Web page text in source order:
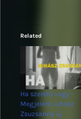
Related
Ha szerető vagy –
Megjelent Juhász
Zsuzsanna új